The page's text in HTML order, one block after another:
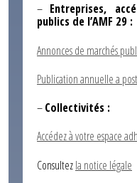
– Entreprises,
publics de l’AMF 29 :
Annonces de marchés
Publication annuelle a
–Collectivités :
Accédez à votre espace
Consultezla notice légale